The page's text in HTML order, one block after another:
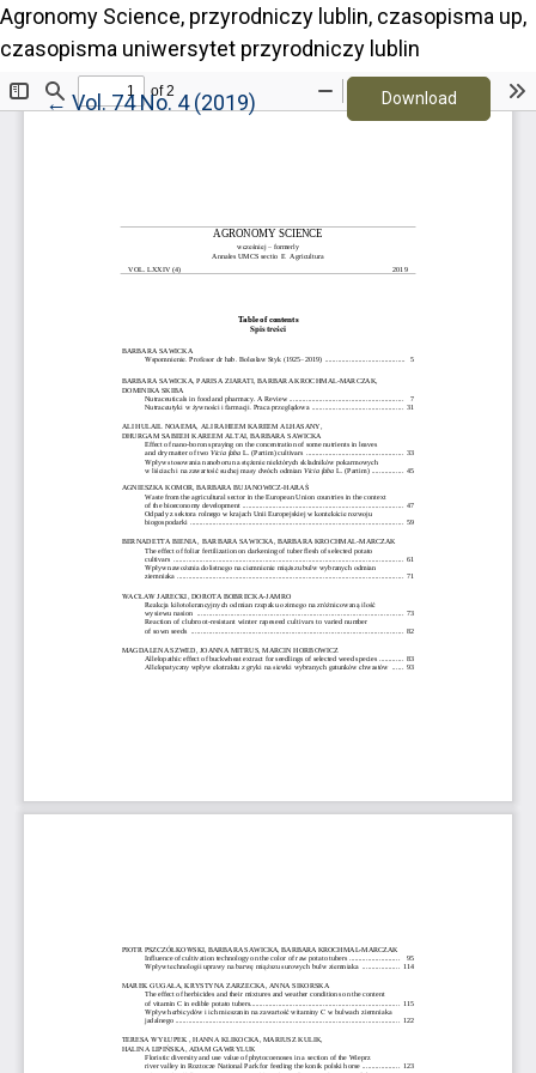
Agronomy Science, przyrodniczy lublin, czasopisma up,
czasopisma uniwersytet przyrodniczy lublin
← Return to Article Details
Vol. 74 No. 4 (2019) DownloadDownload